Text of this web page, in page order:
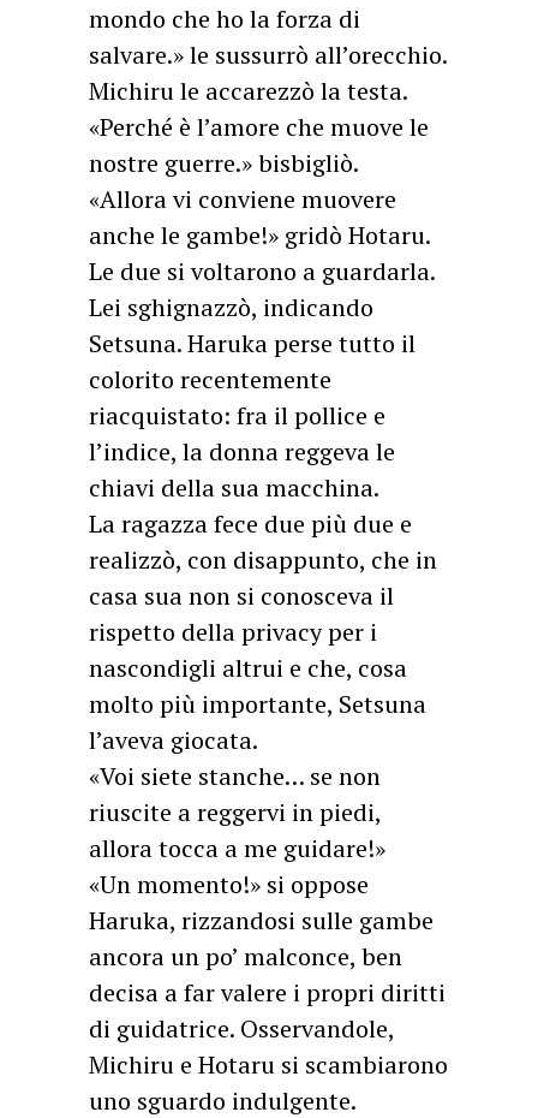
mondo che ho la forza di
salvare.» le sussurrò all’orecchio.
Michiru le accarezzò la testa.
«Perché è l’amore che muove le
nostre guerre.» bisbigliò.
«Allora vi conviene muovere
anche le gambe!» gridò Hotaru.
Le due si voltarono a guardarla.
Lei sghignazzò, indicando
Setsuna. Haruka perse tutto il
colorito recentemente
riacquistato: fra il pollice e
l’indice, la donna reggeva le
chiavi della sua macchina.
La ragazza fece due più due e
realizzò, con disappunto, che in
casa sua non si conosceva il
rispetto della privacy per i
nascondigli altrui e che, cosa
molto più importante, Setsuna
l’aveva giocata.
«Voi siete stanche… se non
riuscite a reggervi in piedi,
allora tocca a me guidare!»
«Un momento!» si oppose
Haruka, rizzandosi sulle gambe
ancora un po’ malconce, ben
decisa a far valere i propri diritti
di guidatrice. Osservandole,
Michiru e Hotaru si scambiarono
uno sguardo indulgente.